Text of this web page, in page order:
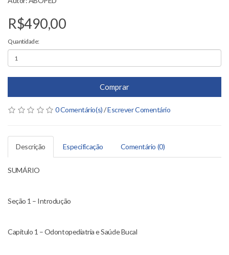
R$490,00
Quantidade:
Comprar
0 Comentário(s)/Escrever Comentário
Descrição Especificação Comentário (0)
SUMÁRIO
Seção 1 – Introdução
Capítulo 1 – Odontopediatria e Saúde Bucal